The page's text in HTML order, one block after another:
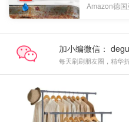
Amazon德国
加小编微信：
每天刷刷朋友圈，精华